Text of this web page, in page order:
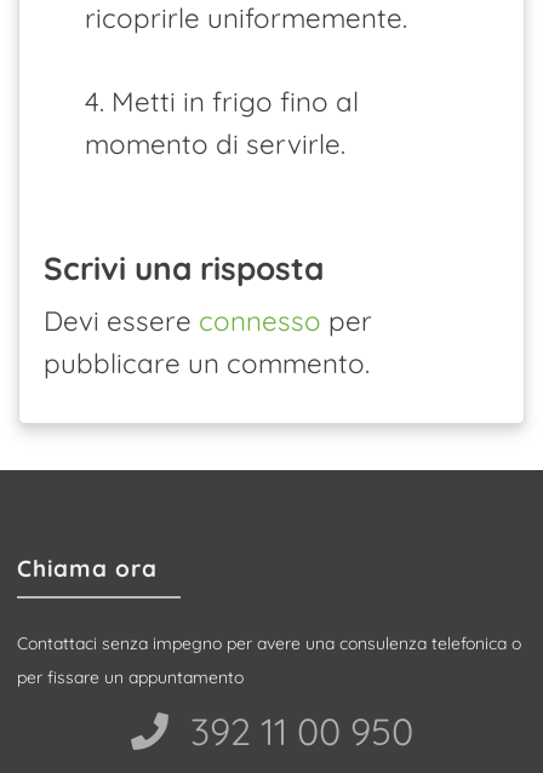
ricoprirle uniformemente.
4. Metti in frigo fino al
momento di servirle.
Scrivi una risposta
Devi essere connesso per
pubblicare un commento.
Chiama ora
Contattaci senza impegno per avere una consulenza telefonica o
per fissare un appuntamento
392 11 00 950‬